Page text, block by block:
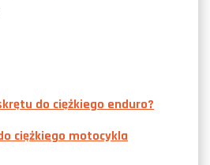
do ciężkiego enduro?
ciężkiego motocykla